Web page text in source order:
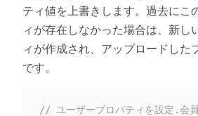
ティ値を上書きします。過去にこ
ィが存在しなかった場合は、新し
ィが作成され、アップロードした
です。
// ユーザープロパティを設定.会